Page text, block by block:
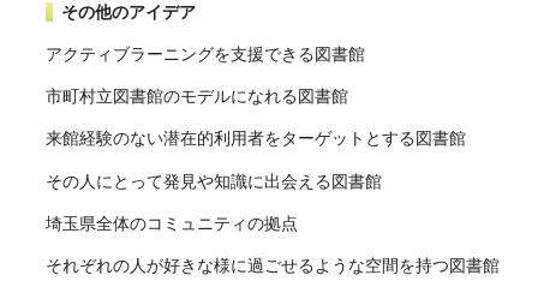
その他のアイデア
アクティブラーニングを支援できる図書館
市町村立図書館のモデルになれる図書館
来館経験のない潜在的利用者をターゲットとする図書館
その人にとって発見や知識に出会える図書館
埼玉県全体のコミュニティの拠点
それぞれの人が好きな様に過ごせるような空間を持つ図書館